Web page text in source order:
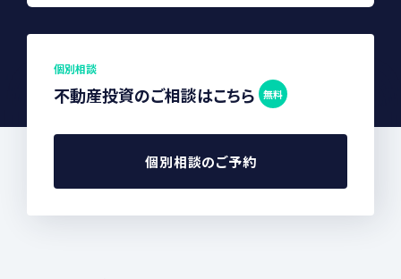
個別相談
不動産投資のご相談はこちら 無料
個別相談のご予約